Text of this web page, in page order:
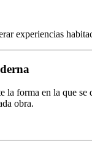
experiencias
la forma en la que
obra.